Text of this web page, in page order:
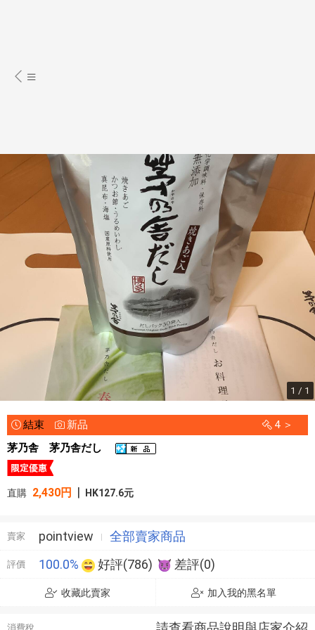
1 / 1
結束 新品
4 ＞
茅乃舎 茅乃舎だし
直購 2,430円 | HK127.6元
賣家 pointview 全部賣家商品
評價 100.0% 好評(786) 差評(0)
收藏此賣家 加入我的黑名單
消費稅